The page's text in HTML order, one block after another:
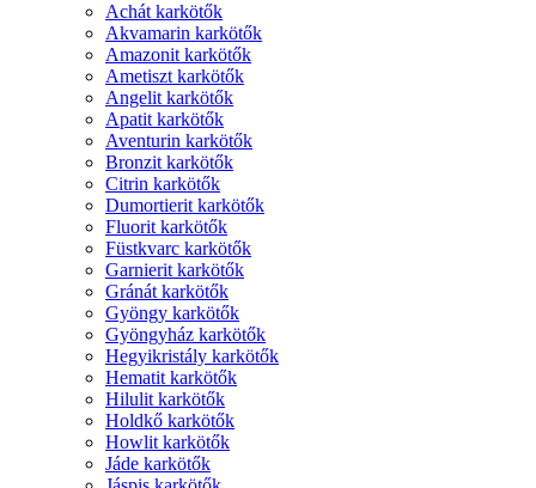
Achát karkötők
Akvamarin karkötők
Amazonit karkötők
Ametiszt karkötők
Angelit karkötők
Apatit karkötők
Aventurin karkötők
Bronzit karkötők
Citrin karkötők
Dumortierit karkötők
Fluorit karkötők
Füstkvarc karkötők
Garnierit karkötők
Gránát karkötők
Gyöngy karkötők
Gyöngyház karkötők
Hegyikristály karkötők
Hematit karkötők
Hilulit karkötők
Holdkő karkötők
Howlit karkötők
Jáde karkötők